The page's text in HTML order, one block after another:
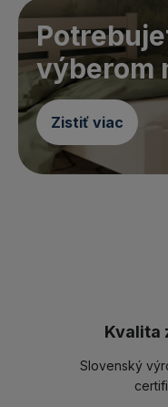
výberom
Zistiť viac
Kvalita
Slovenský